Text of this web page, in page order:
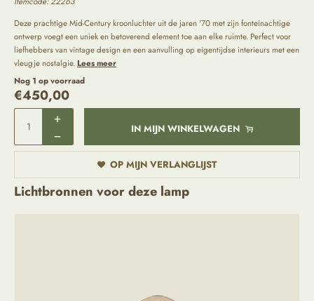
Deze prachtige Mid-Century kroonluchter uit de jaren '70 met zijn fonteinachtige
ontwerp voegt een uniek en betoverend element toe aan elke ruimte. Perfect voor
liefhebbers van vintage design en een aanvulling op eigentijdse interieurs met een
vleugje nostalgie.Lees meer
Nog 1 op voorraad
€450,00
IN MIJN WINKELWAGEN
OP MIJN VERLANGLIJST
Lichtbronnen voor deze lamp